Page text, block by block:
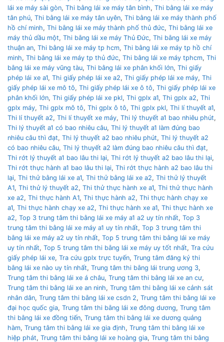
lái xe máy sài gòn, Thi bằng lái xe máy tân bình, Thi bằng lái xe máy
tân phú, Thi bằng lái xe máy tân uyên, Thi bằng lái xe máy thành phố
hồ chí minh, Thi bằng lái xe máy thành phố thủ đức, Thi bằng lái xe
máy thủ dầu một, Thi bằng lái xe máy Thủ Đức, Thi bằng lái xe máy
thuận an, Thi bằng lái xe máy tp hcm, Thi bằng lái xe máy tp hồ chí
minh, Thi bằng lái xe máy tp thủ đức, Thi bằng lái xe máy tphcm, Thi
bằng lái xe máy vũng tàu, Thi bằng lái xe phân khối lớn, Thi giấy
phép lái xe a1, Thi giấy phép lái xe a2, Thi giấy phép lái xe máy, Thi
giấy phép lái xe mô tô, Thi giấy phép lái xe ô tô, Thi giấy phép lái xe
phân khối lớn, Thi giấy phép lái xe pkl, Thi gplx a1, Thi gplx a2, Thi
gplx máy, Thi gplx mô tô, Thi gplx ô tô, Thi gplx pkl, Thi lí thuyết a1,
Thi lí thuyết a2, Thi lí thuyết xe máy, Thi lý thuyết a1 bao nhiêu phút,
Thi lý thuyết a1 có bao nhiêu câu, Thi lý thuyết a1 làm đúng bao
nhiêu câu thì đạt, Thi lý thuyết a2 bao nhiêu phút, Thi lý thuyết a2
có bao nhiêu câu, Thi lý thuyết a2 làm đúng bao nhiêu câu thì đạt,
Thi rớt lý thuyết a1 bao lâu thi lại, Thi rớt lý thuyết a2 bao lâu thi lại,
Thi rớt thực hành a1 bao lâu thi lại, Thi rớt thực hành a2 bao lâu thi
lại, Thi thử bằng lái xe a1, Thi thử bằng lái xe a2, Thi thử lý thuyết
A1, Thi thử lý thuyết a2, Thi thử thực hành xe a1, Thi thử thực hành
xe a2, Thi thực hành A1, Thi thực hành a2, Thi thực hành chạy xe
a1, Thi thực hành chạy xe a2, Thi thực hành xe a1, Thi thực hành xe
a2, Top 3 trung tâm thi bằng lái xe máy a1 a2 uy tín nhất, Top 3
trung tâm thi bằng lái xe máy a1 uy tín nhất, Top 3 trung tâm thi
bằng lái xe máy a2 uy tín nhất, Top 5 trung tâm thi bằng lái xe máy
uy tín nhất, Top 5 trung tâm thi bằng lái xe máy uy tốt nhất, Tra cứu
giấy phép lái xe, Tra cứu gplx trực tuyến, Trung tâm đăng ký thi
bằng lái xe nào uy tín nhất, Trung tâm thi bằng lái trung ương 3,
Trung tâm thi bằng lái xe á châu, Trung tâm thi bằng lái xe an cư,
Trung tâm thi bằng lái xe an ninh, Trung tâm thi bằng lái xe cảnh sát
nhân dân, Trung tâm thi bằng lái xe csdn 2, Trung tâm thi bằng lái xe
đại học quốc gia, Trung tâm thi bằng lái xe đông dương, Trung tâm
thi bằng lái xe đồng tiến, Trung tâm thi bằng lái xe dương quảng
hàm, Trung tâm thi bằng lái xe gia định, Trung tâm thi bằng lái xe
hiệp phát, Trung tâm thi bằng lái xe hoàng gia, Trung tâm thi bằng